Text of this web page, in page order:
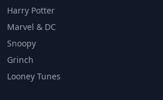
Harry Potter
Marvel & DC
Snoopy
Grinch
Looney Tunes